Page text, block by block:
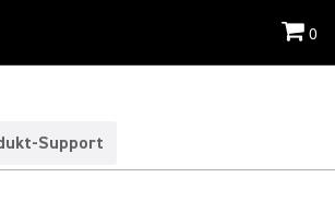
0
Support